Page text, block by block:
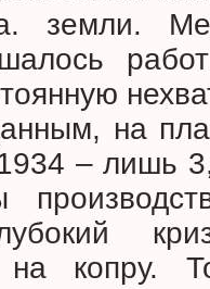
земли.
на
– лишь
на копру.